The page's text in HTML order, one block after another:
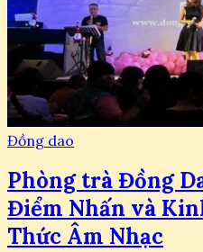
Đồng dao
Phòng trà Đồng
Điểm Nhấn và
Thức Âm Nhạc